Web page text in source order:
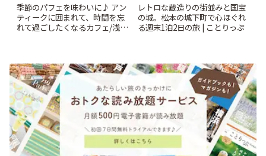
季節のパフェを味わいに♪ アン
ティークに囲まれて、時間を忘
れて過ごしたくなるカフェ/浅草
レトロな蔵造りの街並みと国宝
の城。松本の城下町で心ほぐれ
る週末1泊2日の旅 | ことりっぷ